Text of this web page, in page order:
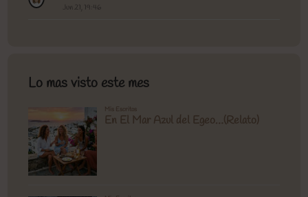
Jun 21, 19:46
Lo mas visto este mes